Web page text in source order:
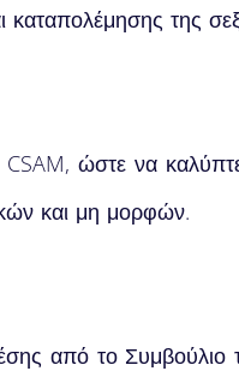
της
ώστε να
και μη μορφών.
από το